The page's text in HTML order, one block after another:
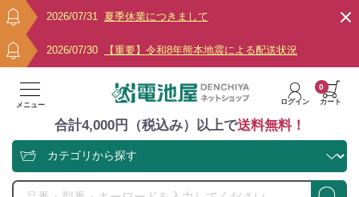
2026/07/31 夏季休業につきまして
2026/07/30 【重要】令和8年熊本地震による配送状況
メニュー ログイン カート
0
合計4,000円（税込み）以上で送料無料！